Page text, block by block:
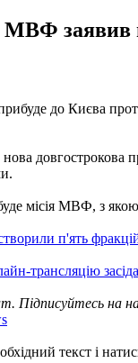
заявив
до Києва
нова
місія МВФ, з
п'ять
трансляцію
Підписуйтесь на
текст і